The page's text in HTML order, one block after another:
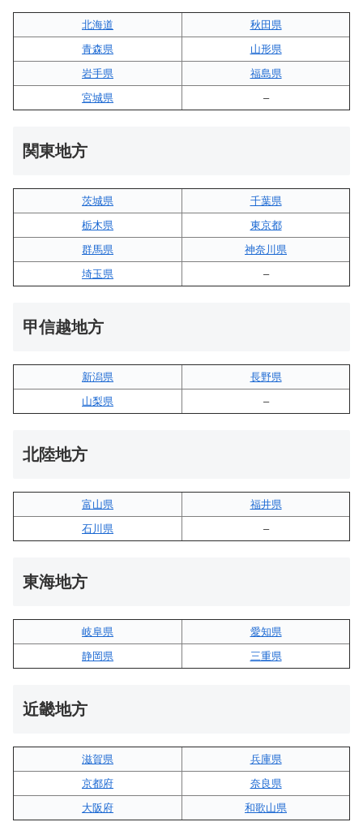
北海道
秋田県
青森県
山形県
岩手県
福島県
宮城県
–
関東地方
茨城県
千葉県
栃木県
東京都
群馬県
神奈川県
埼玉県
–
甲信越地方
新潟県
長野県
山梨県
–
北陸地方
富山県
福井県
石川県
–
東海地方
岐阜県
愛知県
静岡県
三重県
近畿地方
滋賀県
兵庫県
京都府
奈良県
大阪府
和歌山県